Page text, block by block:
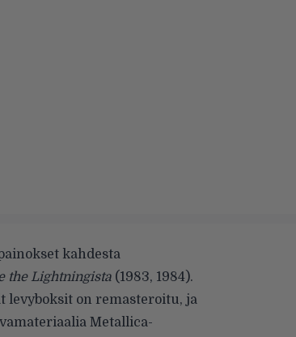
kahdesta
the Lightningista (1983, 1984).
levyboksit on remasteroitu, ja
Metallica-